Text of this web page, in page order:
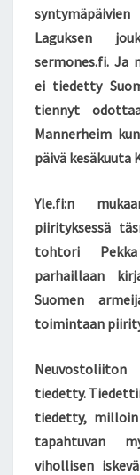
Laguksen
sermones.fi. Ja
ei tiedetty
tiennyt
Mannerheim
päivä kesäkuuta
Yle.fi:n
piirityksessä
tohtori
parhaillaan
Suomen
toimintaan
tiedetty.
tiedetty,
tapahtuvan
vihollisen